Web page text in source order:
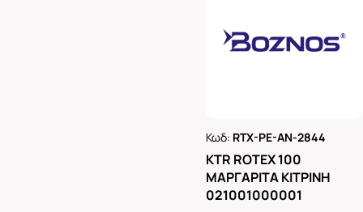
Κωδ: RTX-PE-AN-2844
KTR ROTEX 100
ΜΑΡΓΑΡΙΤΑ ΚΙΤΡΙΝΗ
021001000001